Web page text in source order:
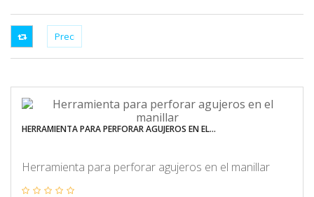
HERRAMIENTA PARA PERFORAR AGUJEROS EN EL...
Herramienta para perforar agujeros en el manillar